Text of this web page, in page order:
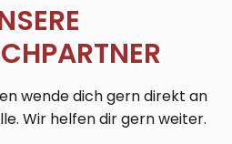
wende dich gern direkt an
Wir helfen dir gern weiter.